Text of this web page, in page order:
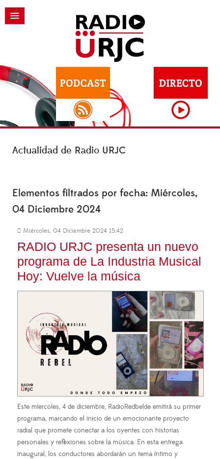
Actualidad de Radio URJC
Elementos filtrados por fecha: Miércoles,
04 Diciembre 2024
Miércoles, 04 Diciembre 2024 15:42
RADIO URJC presenta un nuevo
programa de La Industria Musical
Hoy: Vuelve la música
Este míercoles, 4 de diciembre, RadioRedbelde emitirá su primer
programa, marcando el inicio de un emocionante proyecto
radial que promete conectar a los oyentes con historias
personales y reflexiones sobre la música. En esta entrega
inaugural, los conductores abordarán un tema íntimo y